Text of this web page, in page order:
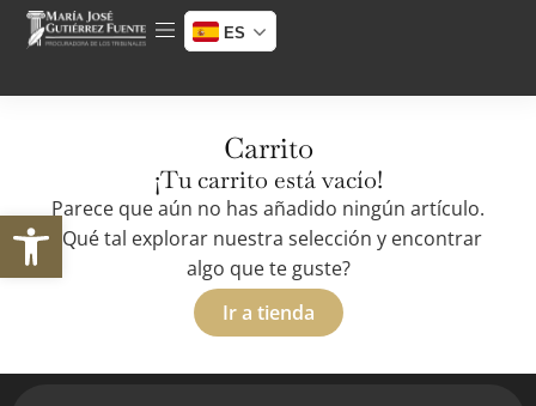
Abrir barra de herramientas
ES
Carrito
¡Tu carrito está vacío!
Parece que aún no has añadido ningún artículo.
¿Qué tal explorar nuestra selección y encontrar
algo que te guste?
Ir a tienda